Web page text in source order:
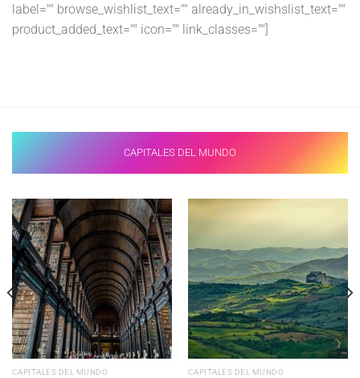
label="" browse_wishlist_text="" already_in_wishslist_text=""
product_added_text="" icon="" link_classes=""]
CAPITALES DEL MUNDO
CAPITALES DEL MUNDO CAPITALES DEL MUNDO